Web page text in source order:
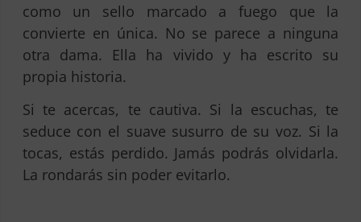
como un sello marcado a fuego que la
convierte en única. No se parece a ninguna
otra dama. Ella ha vivido y ha escrito su
propia historia.
Si te acercas, te cautiva. Si la escuchas, te
seduce con el suave susurro de su voz. Si la
tocas, estás perdido. Jamás podrás olvidarla.
La rondarás sin poder evitarlo.